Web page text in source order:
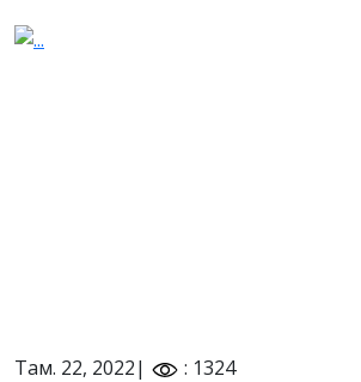
Там. 22, 2022| : 1324